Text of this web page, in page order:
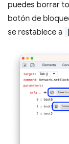
puedes borrar
botón de
se restablece a